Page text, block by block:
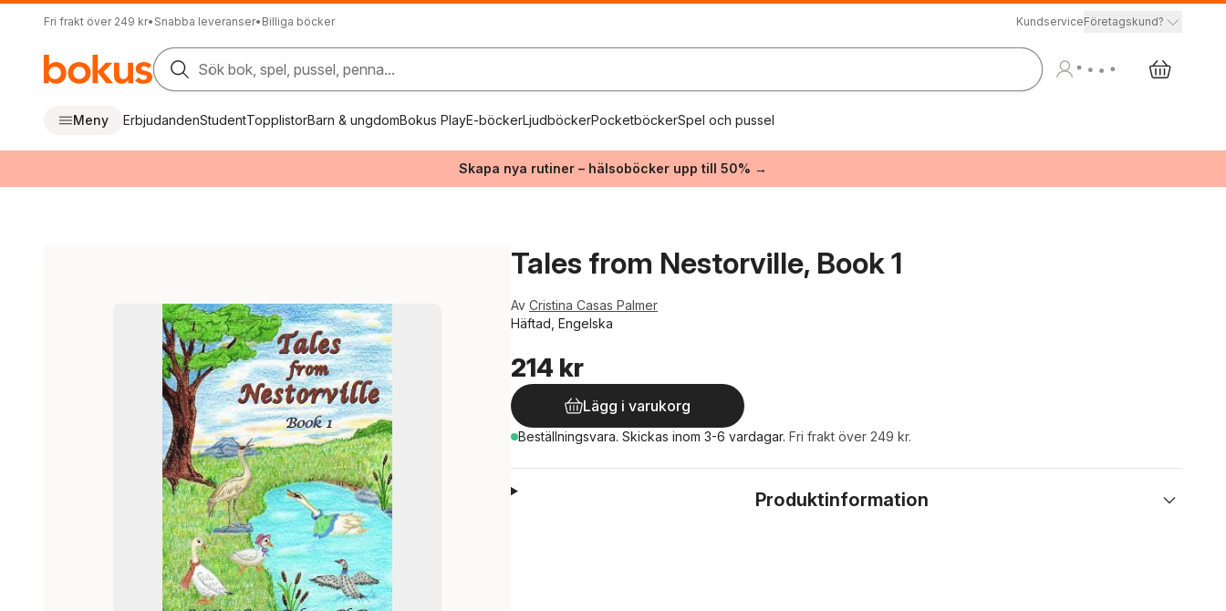
Fri frakt över 249 kr• Snabba leveranser• Billiga böcker KundserviceFöretagskund?
Sök bok, spel, pussel, penna...
Meny ErbjudandenStudentTopplistorBarn & ungdomBokus PlayE-böckerLjudböckerPocketböckerSpel och pussel
Skapa nya rutiner – hälsoböcker upp till 50% →
Tales from Nestorville, Book 1
Av Cristina Casas Palmer
Häftad, Engelska
214 kr
Lägg i varukorg
Beställningsvara. Skickas inom 3-6 vardagar. Fri frakt över 249 kr.
Produktinformation